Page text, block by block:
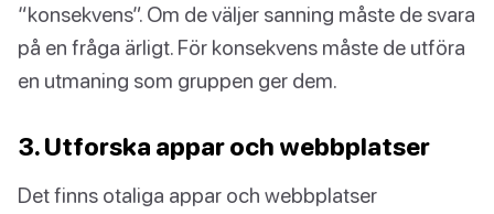
“konsekvens”. Om de väljer sanning måste de svara
på en fråga ärligt. För konsekvens måste de utföra
en utmaning som gruppen ger dem.
3. Utforska appar och webbplatser
Det finns otaliga appar och webbplatser